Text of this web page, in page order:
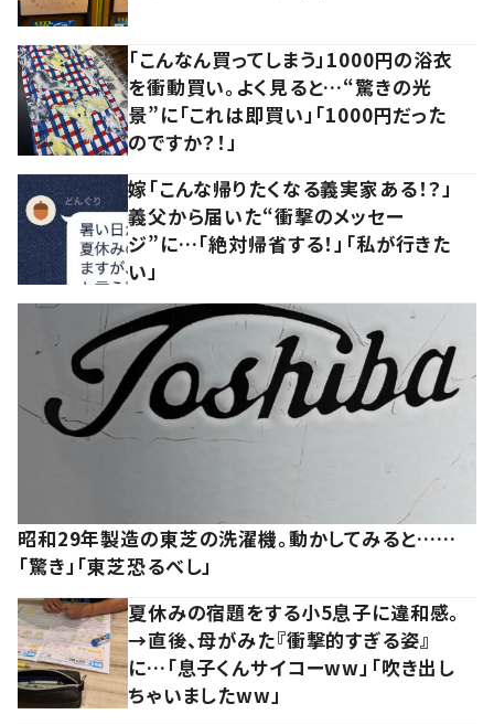
「こんなん買ってしまう」1000円の浴衣
を衝動買い。よく見ると…“驚きの光
景”に「これは即買い」「1000円だった
のですか？！」
嫁「こんな帰りたくなる義実家ある！？」
義父から届いた“衝撃のメッセー
ジ”に…「絶対帰省する！」「私が行きた
い」
昭和29年製造の東芝の洗濯機。動かしてみると……
「驚き」「東芝恐るべし」
夏休みの宿題をする小5息子に違和感。
→直後、母がみた『衝撃的すぎる姿』
に…「息子くんサイコーww」「吹き出し
ちゃいましたww」